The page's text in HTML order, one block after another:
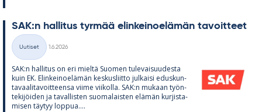
SAK:n hal­li­tus tyr­mää elin­kei­noe­lä­män ta­voit­teet
Kategoriat
Uutiset
1.6.2026
SAK:n hal­li­tus on eri mieltä Suo­men tu­le­vai­suu­desta
kuin EK. Elin­kei­noe­lä­män kes­kus­liitto jul­kaisi edus­kun­
ta­vaa­li­ta­voit­teensa viime vii­kolla. SAK:n mu­kaan työn­
te­ki­jöi­den ja ta­val­lis­ten suo­ma­lais­ten elä­män kur­jis­ta­
mi­sen täy­tyy lop­pua....